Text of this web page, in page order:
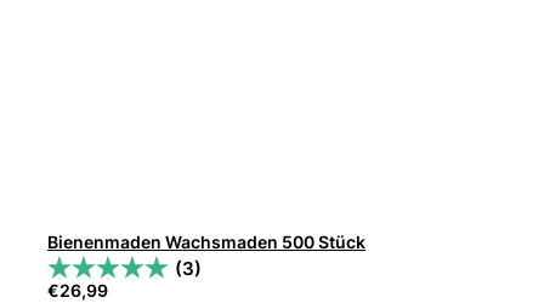
Bienenmaden Wachsmaden 500 Stück
(3)
€26,99